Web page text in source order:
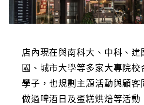
店內現在與南科大、中科、建
國、城市大學等多家大專院校
學子，也規劃主題活動與顧客
做過啤酒日及蛋糕烘焙等活動